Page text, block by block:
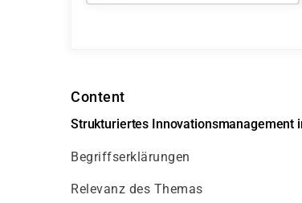
Content
Strukturiertes Innovationsmanagement
Begriffserklärungen
Relevanz des Themas